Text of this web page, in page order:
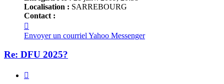
Localisation : SARREBOURG
Contact :
Robert
Envoyer un courriel Yahoo Messenger
Re: DFU 2025?